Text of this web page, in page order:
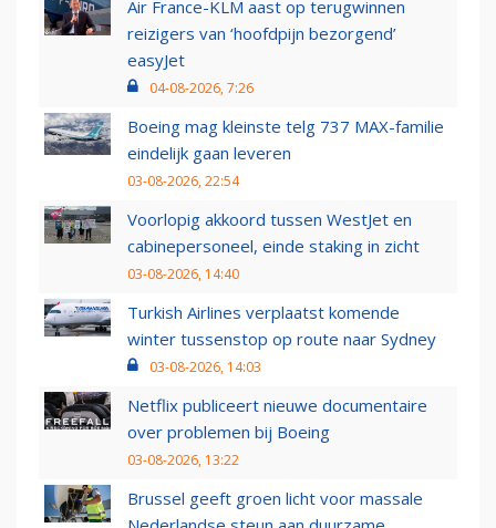
Air France-KLM aast op terugwinnen
reizigers van ‘hoofdpijn bezorgend’
easyJet
04-08-2026, 7:26
Boeing mag kleinste telg 737 MAX-familie
eindelijk gaan leveren
03-08-2026, 22:54
Voorlopig akkoord tussen WestJet en
cabinepersoneel, einde staking in zicht
03-08-2026, 14:40
Turkish Airlines verplaatst komende
winter tussenstop op route naar Sydney
03-08-2026, 14:03
Netflix publiceert nieuwe documentaire
over problemen bij Boeing
03-08-2026, 13:22
Brussel geeft groen licht voor massale